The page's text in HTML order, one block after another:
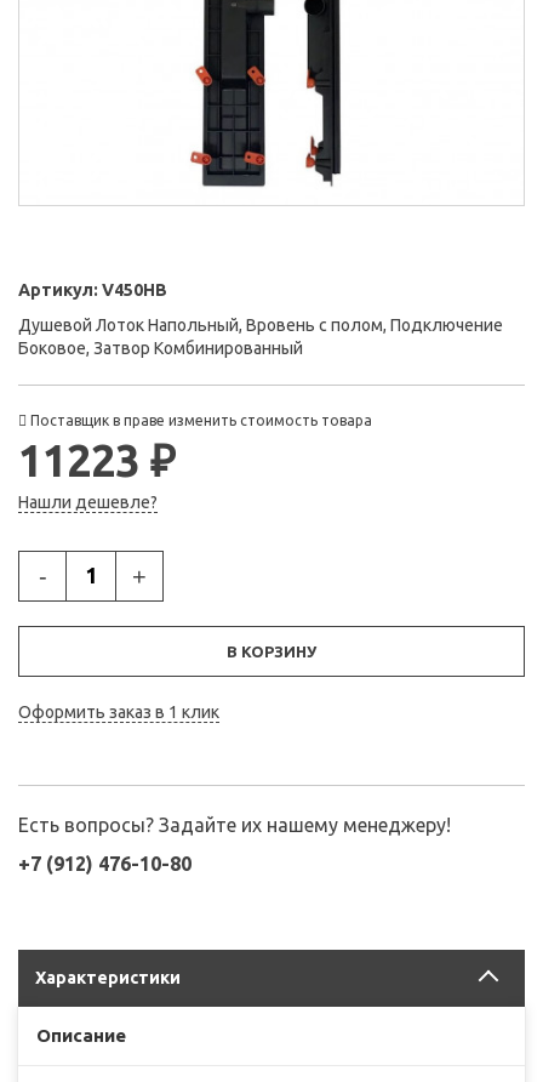
Артикул: V450HB
Душевой Лоток Напольный, Вровень с полом, Подключение
Боковое, Затвор Комбинированный
Поставщик в праве изменить стоимость товара
11223 ₽
Нашли дешевле?
- +
В КОРЗИНУ
Оформить заказ в 1 клик
Есть вопросы? Задайте их нашему менеджеру!
+7 (912) 476-10-80
Характеристики
Описание